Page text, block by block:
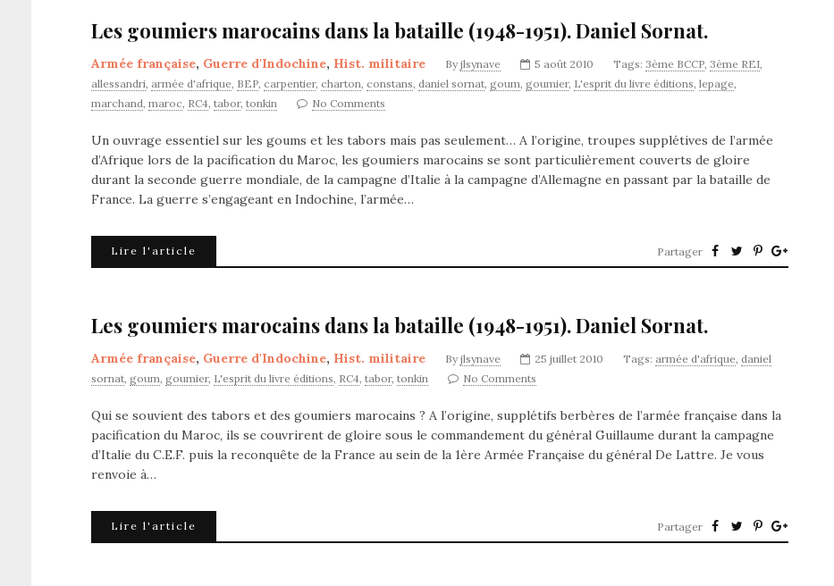
Les goumiers marocains dans la bataille (1948-1951). Daniel Sornat.
Armée française, Guerre d'Indochine, Hist. militaire By jlsynave 5 août 2010 Tags: 3ème BCCP, 3ème REI,
allessandri, armée d'afrique, BEP, carpentier, charton, constans, daniel sornat, goum, goumier, L'esprit du livre éditions, lepage,
marchand, maroc, RC4, tabor, tonkin No Comments
Un ouvrage essentiel sur les goums et les tabors mais pas seulement… A l’origine, troupes supplétives de l’armée
d’Afrique lors de la pacification du Maroc, les goumiers marocains se sont particulièrement couverts de gloire
durant la seconde guerre mondiale, de la campagne d’Italie à la campagne d’Allemagne en passant par la bataille de
France. La guerre s’engageant en Indochine, l’armée…
Lire l'article Partager
Les goumiers marocains dans la bataille (1948-1951). Daniel Sornat.
Armée française, Guerre d'Indochine, Hist. militaire By jlsynave 25 juillet 2010 Tags: armée d'afrique, daniel
sornat, goum, goumier, L'esprit du livre éditions, RC4, tabor, tonkin No Comments
Qui se souvient des tabors et des goumiers marocains ? A l’origine, supplétifs berbères de l’armée française dans la
pacification du Maroc, ils se couvrirent de gloire sous le commandement du général Guillaume durant la campagne
d’Italie du C.E.F. puis la reconquête de la France au sein de la 1ère Armée Française du général De Lattre. Je vous
renvoie à…
Lire l'article Partager